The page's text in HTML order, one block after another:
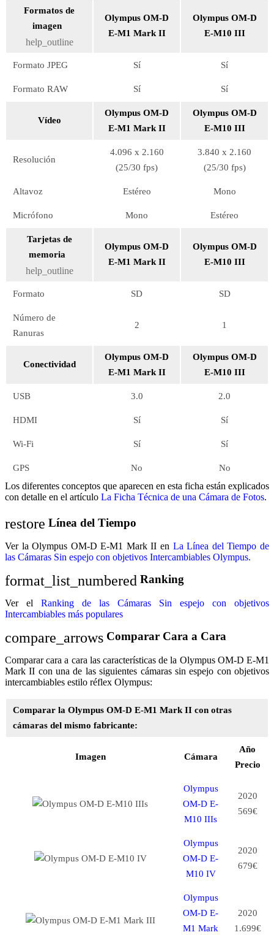
Formatos de
imagen
help_outline
Olympus OM-D
E-M1 Mark II
Olympus OM-D
E-M10 III
Formato JPEG Sí Sí
Formato RAW Sí Sí
Vídeo
Olympus OM-D
E-M1 Mark II
Olympus OM-D
E-M10 III
Resolución
4.096 x 2.160
(25/30 fps)
3.840 x 2.160
(25/30 fps)
Altavoz Estéreo Mono
Micrófono Mono Estéreo
Tarjetas de
memoria
help_outline
Olympus OM-D
E-M1 Mark II
Olympus OM-D
E-M10 III
Formato SD SD
Número de
Ranuras
2 1
Conectividad
Olympus OM-D
E-M1 Mark II
Olympus OM-D
E-M10 III
USB 3.0 2.0
HDMI Sí Sí
Wi-Fi Sí Sí
GPS No No
Los diferentes conceptos que aparecen en esta ficha están explicados
con detalle en el artículo La Ficha Técnica de una Cámara de Fotos.
restore Línea del Tiempo
Ver la Olympus OM-D E-M1 Mark II en La Línea del Tiempo de
las Cámaras Sin espejo con objetivos Intercambiables Olympus.
format_list_numbered Ranking
Ver el Ranking de las Cámaras Sin espejo con objetivos
Intercambiables más populares
compare_arrows Comparar Cara a Cara
Comparar cara a cara las características de la Olympus OM-D E-M1
Mark II con una de las siguientes cámaras sin espejo con objetivos
intercambiables estilo réflex Olympus:
Comparar la Olympus OM-D E-M1 Mark II con otras
cámaras del mismo fabricante:
Imagen Cámara
Año
Precio
Olympus
OM-D E-
M10 IIIs
2020
569€
Olympus
OM-D E-
M10 IV
2020
679€
Olympus
OM-D E-
M1 Mark
2020
1.699€